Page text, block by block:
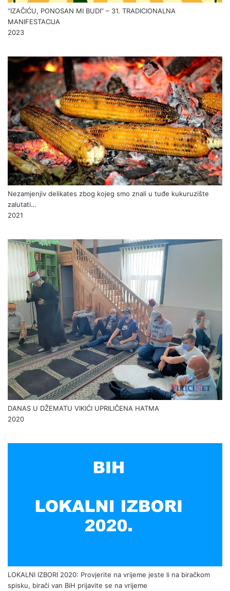
“IZAČIĆU, PONOSAN MI BUDI” – 31. TRADICIONALNA
MANIFESTACIJA
2023
Nezamjenjiv delikates zbog kojeg smo znali u tuđe kukuruzište
zalutati…
2021
DANAS U DŽEMATU VIKIĆI UPRILIČENA HATMA
2020
LOKALNI IZBORI 2020: Provjerite na vrijeme jeste li na biračkom
spisku, birači van BiH prijavite se na vrijeme